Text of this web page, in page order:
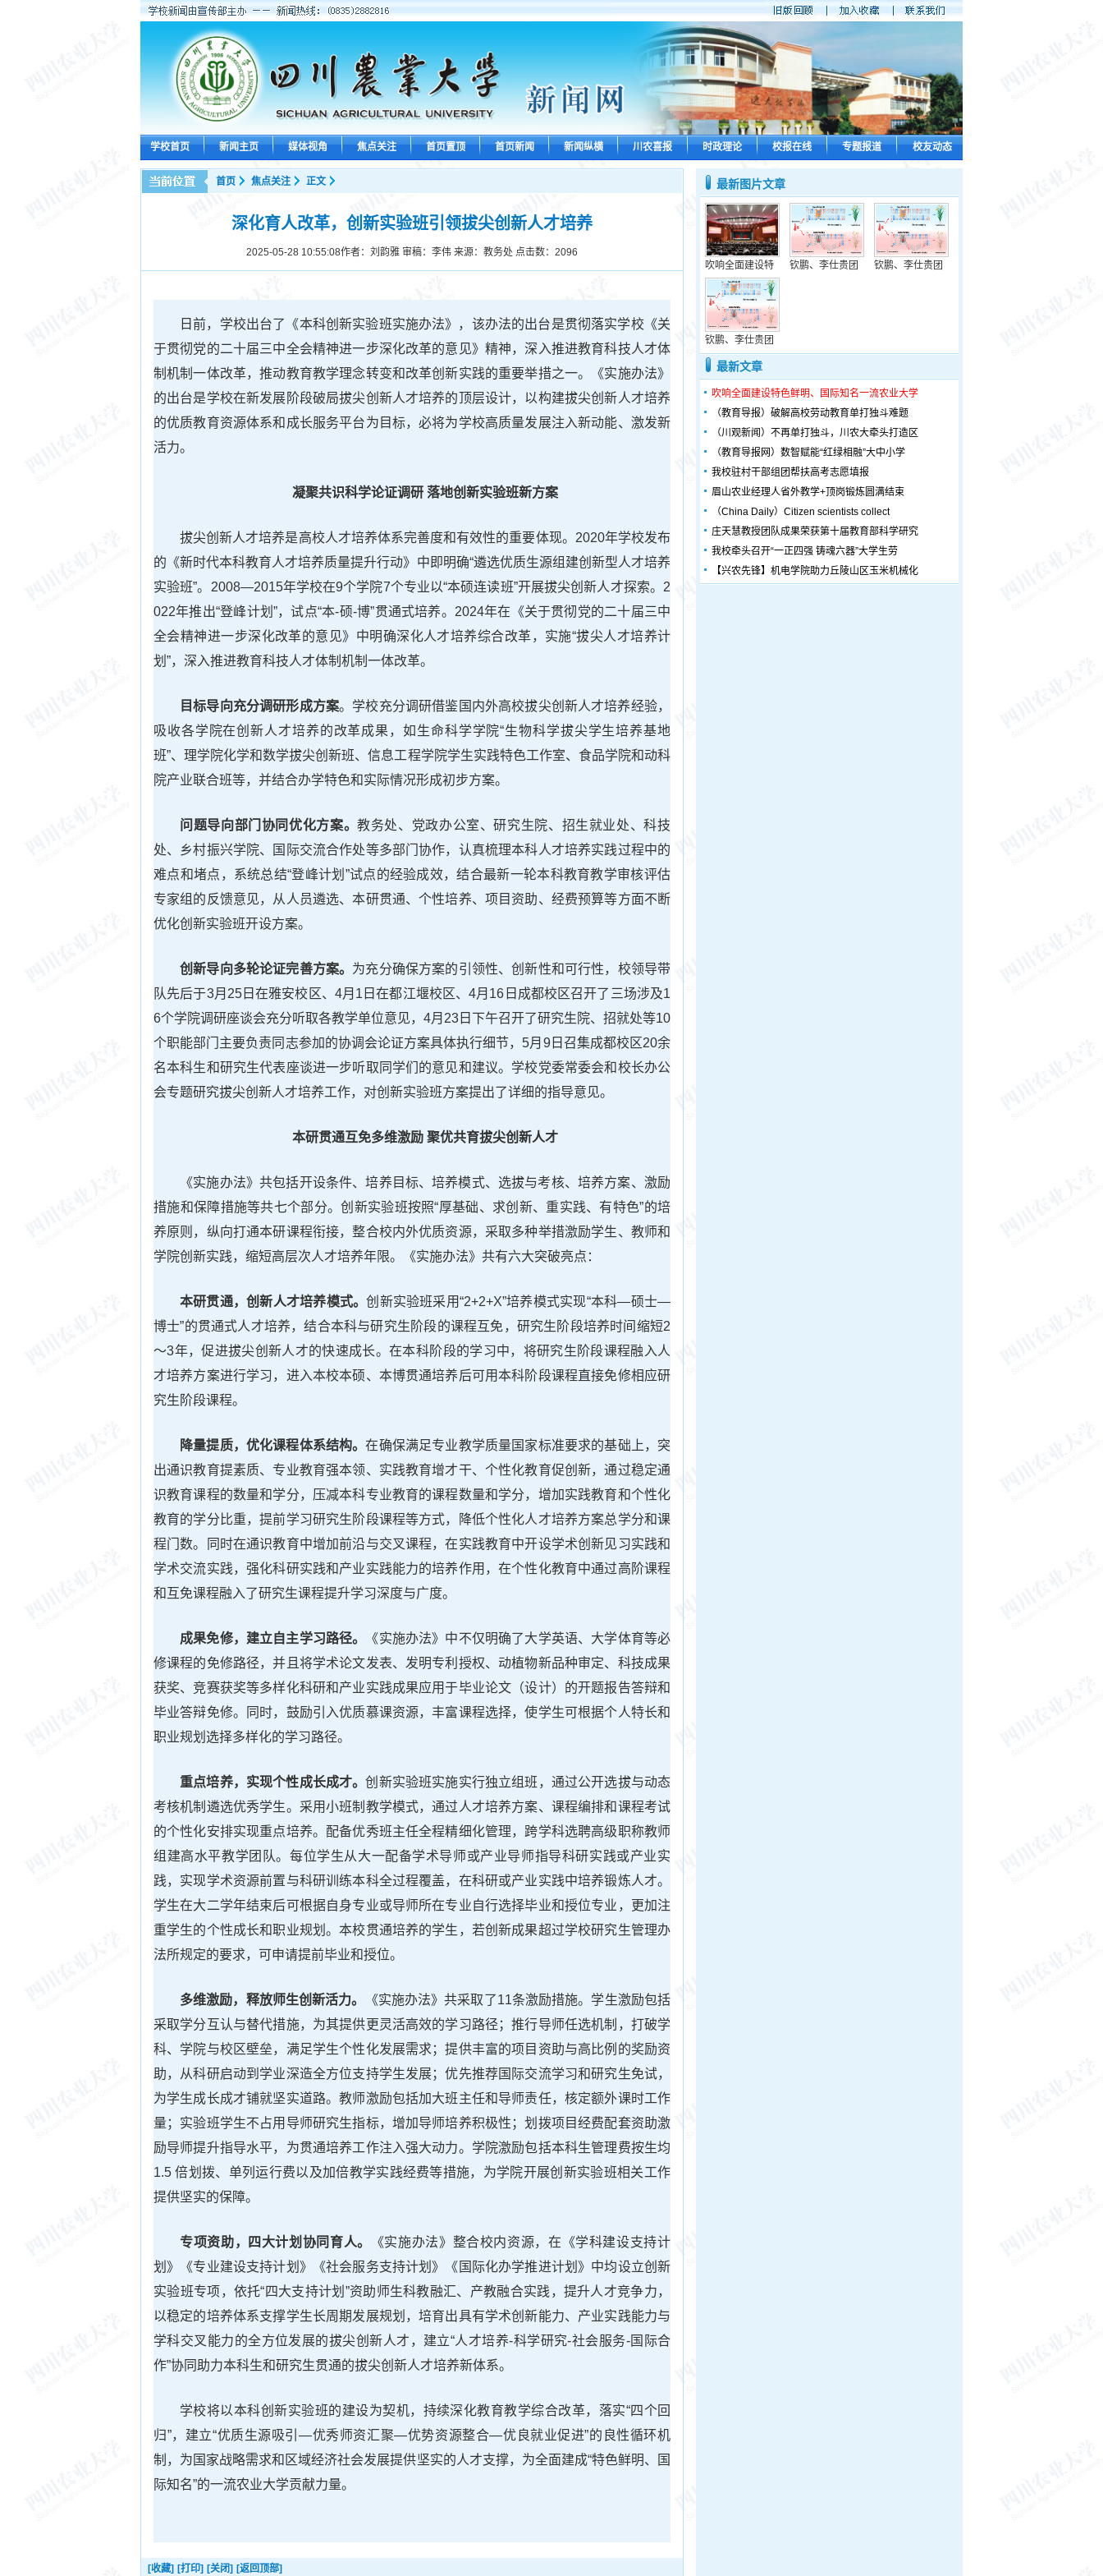
学校首页 新闻主页 媒体视角 焦点关注 首页置顶 首页新闻 新闻纵横 川农喜报 时政理论 校报在线 专题报道 校友动态
首页 焦点关注 正文
深化育人改革，创新实验班引领拔尖创新人才培养
2025-05-28 10:55:08作者：刘韵雅 审稿：李伟 来源：教务处 点击数： 2096
日前，学校出台了《本科创新实验班实施办法》，该办法的出台是贯彻落实学校《关
于贯彻党的二十届三中全会精神进一步深化改革的意见》精神，深入推进教育科技人才体
制机制一体改革，推动教育教学理念转变和改革创新实践的重要举措之一。《实施办法》
的出台是学校在新发展阶段破局拔尖创新人才培养的顶层设计，以构建拔尖创新人才培养
的优质教育资源体系和成长服务平台为目标，必将为学校高质量发展注入新动能、激发新
活力。
凝聚共识科学论证调研 落地创新实验班新方案
拔尖创新人才培养是高校人才培养体系完善度和有效性的重要体现。2020年学校发布
的《新时代本科教育人才培养质量提升行动》中即明确“遴选优质生源组建创新型人才培养
实验班”。2008—2015年学校在9个学院7个专业以“本硕连读班”开展拔尖创新人才探索。2
022年推出“登峰计划”，试点“本-硕-博”贯通式培养。2024年在《关于贯彻党的二十届三中
全会精神进一步深化改革的意见》中明确深化人才培养综合改革，实施“拔尖人才培养计
划”，深入推进教育科技人才体制机制一体改革。
目标导向充分调研形成方案。学校充分调研借鉴国内外高校拔尖创新人才培养经验，
吸收各学院在创新人才培养的改革成果，如生命科学学院“生物科学拔尖学生培养基地
班”、理学院化学和数学拔尖创新班、信息工程学院学生实践特色工作室、食品学院和动科
院产业联合班等，并结合办学特色和实际情况形成初步方案。
问题导向部门协同优化方案。教务处、党政办公室、研究生院、招生就业处、科技
处、乡村振兴学院、国际交流合作处等多部门协作，认真梳理本科人才培养实践过程中的
难点和堵点，系统总结“登峰计划”试点的经验成效，结合最新一轮本科教育教学审核评估
专家组的反馈意见，从人员遴选、本研贯通、个性培养、项目资助、经费预算等方面不断
优化创新实验班开设方案。
创新导向多轮论证完善方案。 为充分确保方案的引领性、创新性和可行性，校领导带
队先后于3月25日在雅安校区、4月1日在都江堰校区、4月16日成都校区召开了三场涉及1
6个学院调研座谈会充分听取各教学单位意见，4月23日下午召开了研究生院、招就处等10
个职能部门主要负责同志参加的协调会论证方案具体执行细节，5月9日召集成都校区20余
名本科生和研究生代表座谈进一步听取同学们的意见和建议。学校党委常委会和校长办公
会专题研究拔尖创新人才培养工作，对创新实验班方案提出了详细的指导意见。
本研贯通互免多维激励 聚优共育拔尖创新人才
《实施办法》共包括开设条件、培养目标、培养模式、选拔与考核、培养方案、激励
措施和保障措施等共七个部分。创新实验班按照“厚基础、求创新、重实践、有特色”的培
养原则，纵向打通本研课程衔接，整合校内外优质资源，采取多种举措激励学生、教师和
学院创新实践，缩短高层次人才培养年限。《实施办法》共有六大突破亮点：
本研贯通，创新人才培养模式。创新实验班采用“2+2+X”培养模式实现“本科—硕士—
博士”的贯通式人才培养，结合本科与研究生阶段的课程互免，研究生阶段培养时间缩短2
～3年，促进拔尖创新人才的快速成长。在本科阶段的学习中，将研究生阶段课程融入人
才培养方案进行学习，进入本校本硕、本博贯通培养后可用本科阶段课程直接免修相应研
究生阶段课程。
降量提质，优化课程体系结构。在确保满足专业教学质量国家标准要求的基础上，突
出通识教育提素质、专业教育强本领、实践教育增才干、个性化教育促创新，通过稳定通
识教育课程的数量和学分，压减本科专业教育的课程数量和学分，增加实践教育和个性化
教育的学分比重，提前学习研究生阶段课程等方式，降低个性化人才培养方案总学分和课
程门数。同时在通识教育中增加前沿与交叉课程，在实践教育中开设学术创新见习实践和
学术交流实践，强化科研实践和产业实践能力的培养作用，在个性化教育中通过高阶课程
和互免课程融入了研究生课程提升学习深度与广度。
成果免修，建立自主学习路径。
《实施办法》中不仅明确了大学英语、大学体育等必
修课程的免修路径，并且将学术论文发表、发明专利授权、动植物新品种审定、科技成果
获奖、竞赛获奖等多样化科研和产业实践成果应用于毕业论文（设计）的开题报告答辩和
毕业答辩免修。同时，鼓励引入优质慕课资源，丰富课程选择，使学生可根据个人特长和
职业规划选择多样化的学习路径。
重点培养，实现个性成长成才。创新实验班实施实行独立组班，通过公开选拔与动态
考核机制遴选优秀学生。采用小班制教学模式，通过人才培养方案、课程编排和课程考试
的个性化安排实现重点培养。配备优秀班主任全程精细化管理，跨学科选聘高级职称教师
组建高水平教学团队。每位学生从大一配备学术导师或产业导师指导科研实践或产业实
践，实现学术资源前置与科研训练本科全过程覆盖，在科研或产业实践中培养锻炼人才。
学生在大二学年结束后可根据自身专业或导师所在专业自行选择毕业和授位专业，更加注
重学生的个性成长和职业规划。本校贯通培养的学生，若创新成果超过学校研究生管理办
法所规定的要求，可申请提前毕业和授位。
多维激励，释放师生创新活力。
《实施办法》共采取了11条激励措施。学生激励包括
采取学分互认与替代措施，为其提供更灵活高效的学习路径；推行导师任选机制，打破学
科、学院与校区壁垒，满足学生个性化发展需求；提供丰富的项目资助与高比例的奖励资
助，从科研启动到学业深造全方位支持学生发展；优先推荐国际交流学习和研究生免试，
为学生成长成才铺就坚实道路。教师激励包括加大班主任和导师责任，核定额外课时工作
量；实验班学生不占用导师研究生指标，增加导师培养积极性；划拨项目经费配套资助激
励导师提升指导水平，为贯通培养工作注入强大动力。学院激励包括本科生管理费按生均
1.5 倍划拨、单列运行费以及加倍教学实践经费等措施，为学院开展创新实验班相关工作
提供坚实的保障。
专项资助，四大计划协同育人。
《实施办法》整合校内资源，在《学科建设支持计
划》《专业建设支持计划》《社会服务支持计划》《国际化办学推进计划》中均设立创新
实验班专项，依托“四大支持计划”资助师生科教融汇、产教融合实践，提升人才竞争力，
以稳定的培养体系支撑学生长周期发展规划，培育出具有学术创新能力、产业实践能力与
学科交叉能力的全方位发展的拔尖创新人才，建立“人才培养-科学研究-社会服务-国际合
作”协同助力本科生和研究生贯通的拔尖创新人才培养新体系。
学校将以本科创新实验班的建设为契机，持续深化教育教学综合改革，落实“四个回
归”，建立“优质生源吸引—优秀师资汇聚—优势资源整合—优良就业促进”的良性循环机
制，为国家战略需求和区域经济社会发展提供坚实的人才支撑，为全面建成“特色鲜明、国
际知名”的一流农业大学贡献力量。
[收藏] [打印] [关闭] [返回顶部]
最新图片文章
吹响全面建设特 钦鹏、李仕贵团 钦鹏、李仕贵团
钦鹏、李仕贵团
最新文章
吹响全面建设特色鲜明、国际知名一流农业大学
（教育导报）破解高校劳动教育单打独斗难题
（川观新闻）不再单打独斗，川农大牵头打造区
（教育导报网）数智赋能“红绿相融”大中小学
我校驻村干部组团帮扶高考志愿填报
眉山农业经理人省外教学+顶岗锻炼圆满结束
（China Daily）Citizen scientists collect
庄天慧教授团队成果荣获第十届教育部科学研究
我校牵头召开“一正四强 铸魂六器”大学生劳
【兴农先锋】机电学院助力丘陵山区玉米机械化